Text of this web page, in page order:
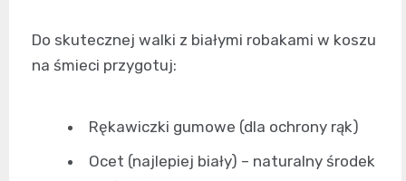
Do skutecznej walki z białymi robakami w koszu
na śmieci przygotuj:
Rękawiczki gumowe (dla ochrony rąk)
Ocet (najlepiej biały) – naturalny środek